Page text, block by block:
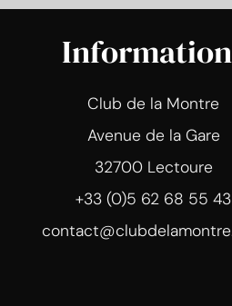
Club de la Montre
Avenue de la Gare
32700 Lectoure
+33 (0)5 62 68 55 43